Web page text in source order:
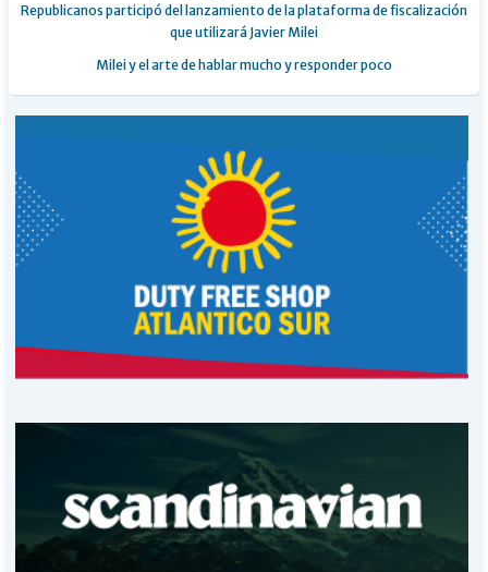
Republicanos participó del lanzamiento de la plataforma de fiscalización
que utilizará Javier Milei
Milei y el arte de hablar mucho y responder poco